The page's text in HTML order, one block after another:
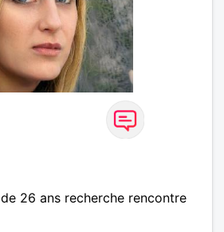
26 ans recherche rencontre